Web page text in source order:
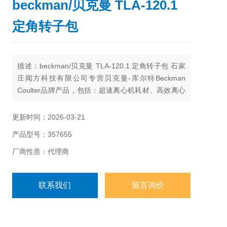
beckman/贝克曼 TLA-120.1
定角转子包
描述：beckman/贝克曼 TLA-120.1 定角转子包 石家
庄闻方科技有限公司专营贝克曼-库尔特Beckman
Coulter品牌产品，包括：超速离心机耗材、高效离心
酸提取和纯化试剂、自动化工作站耗材、Echo耗材、
和软件、MD美谷分子酶标板/微孔板。
更新时间：2026-03-21
产品型号：357655
厂商性质：代理商
联系我们 留言询价